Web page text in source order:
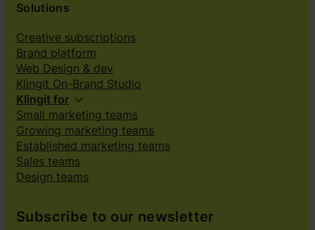
Solutions
Creative subscriptions
Brand platform
Web Design & dev
Klingit On-Brand Studio
Klingit for
Small marketing teams
Growing marketing teams
Established marketing teams
Sales teams
Design teams
Subscribe to our newsletter